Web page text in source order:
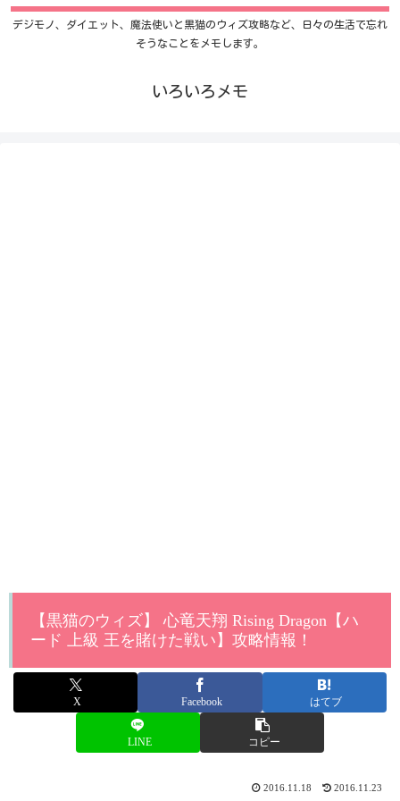
デジモノ、ダイエット、魔法使いと黒猫のウィズ攻略など、日々の生活で忘れ
そうなことをメモします。
いろいろメモ
【黒猫のウィズ】 心竜天翔 Rising Dragon【ハ
ード 上級 王を賭けた戦い】攻略情報！
X Facebook はてブ
LINE コピー
2016.11.18 2016.11.23